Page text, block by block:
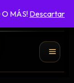
O MÁS! Descartar